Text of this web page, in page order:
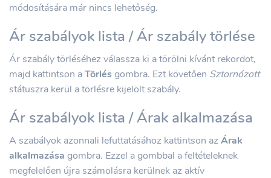
módosítására már nincs lehetőség.
Ár szabályok lista / Ár szabály törlése
Ár szabály törléséhez válassza ki a törölni kívánt rekordot,
majd kattintson aTörlés gombra. Ezt követően Sztornózott
státuszra kerül a törlésre kijelölt szabály.
Ár szabályok lista / Árak alkalmazása
A szabályok azonnali lefuttatásához kattintson azÁrak
alkalmazása gombra. Ezzel a gombbal a feltételeknek
megfelelően újra számolásra kerülnek az aktív